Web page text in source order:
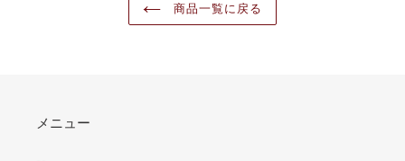
商品一覧に戻る
メニュー